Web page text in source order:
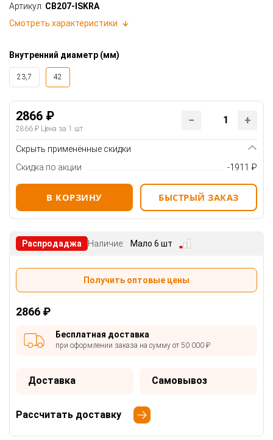
Артикул: CB207-ISKRA
Смотреть характеристики
Внутренний диаметр (мм)
23,7 42
2866 ₽
2866 ₽ Цена за 1 шт
Скрыть применённые скидки
Скидка по акции
-1911 ₽
В КОРЗИНУ БЫСТРЫЙ ЗАКАЗ
Распродаджа Наличие: Мало 6 шт
Получить оптовые цены
2866 ₽
Бесплатная доставка
при оформлении заказа на сумму от 50 000 ₽
Доставка Самовывоз
Рассчитать доставку